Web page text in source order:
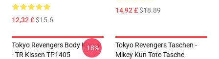
12,32 £$15.6
14,92 £$18.89
Tokyo Revengers Body Kissen
- TR Kissen TP1405
-18%
Tokyo Revengers Taschen -
Mikey Kun Tote Tasche